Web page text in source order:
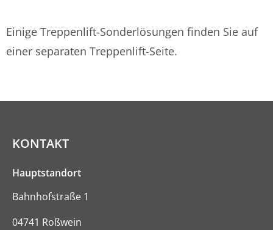
Einige Treppenlift-Sonderlösungen finden Sie auf
einer separaten Treppenlift-Seite.
KONTAKT
Hauptstandort
Bahnhofstraße 1
04741 Roßwein